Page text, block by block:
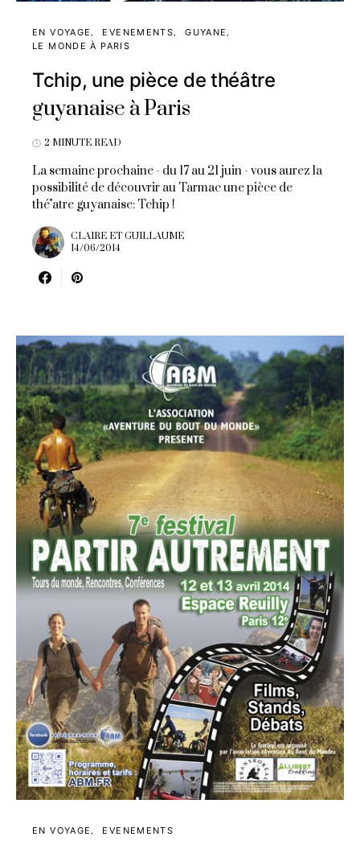
EN VOYAGE EVENEMENTS
GUYANE
LE MONDE À PARIS
Tchip, une pièce de théâtre
guyanaise à Paris
2 MINUTE READ
La semaine prochaine - du 17 au 21 juin - vous aurez la
possibilité de découvrir au Tarmac une pièce de
thé"atre guyanaise: Tchip !
CLAIRE ET GUILLAUME
14/06/2014
EN VOYAGE EVENEMENTS